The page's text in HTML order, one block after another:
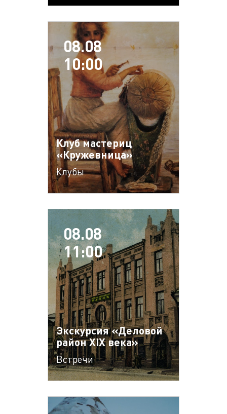
08.08
10:00
Клуб мастериц
«Кружевница»
Клубы
08.08
11:00
Экскурсия «Деловой
район XIX века»
Встречи